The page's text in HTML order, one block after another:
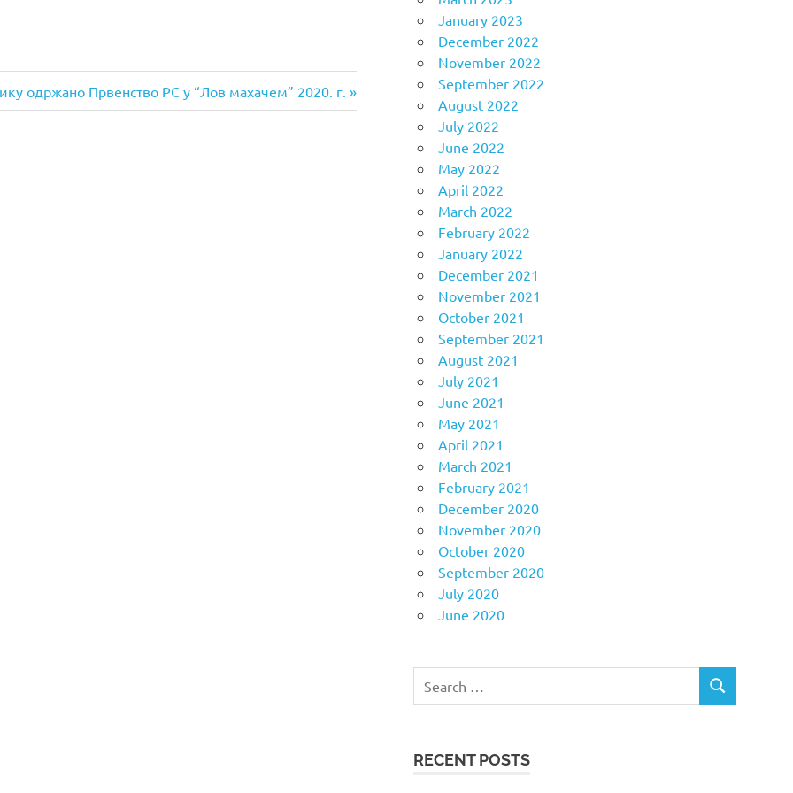
одржано Првенство РС у “Лов махачем” 2020. г.
January 2023
December 2022
November 2022
September 2022
August 2022
July 2022
June 2022
May 2022
April 2022
March 2022
February 2022
January 2022
December 2021
November 2021
October 2021
September 2021
August 2021
July 2021
June 2021
May 2021
April 2021
March 2021
February 2021
December 2020
November 2020
October 2020
September 2020
July 2020
June 2020
SEARCH
RECENT POSTS